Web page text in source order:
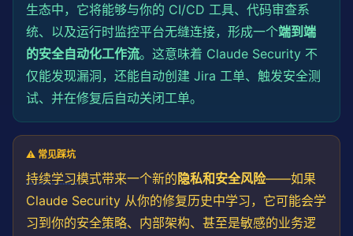
生态中，它将能够与你的 CI/CD 工具、代码审查系
统、以及运行时监控平台无缝连接，形成一个端到端
的安全自动化工作流。这意味着 Claude Security 不
仅能发现漏洞，还能自动创建 Jira 工单、触发安全测
试、并在修复后自动关闭工单。
⚠️ 常见踩坑
持续学习模式带来一个新的 隐私和安全风险——如果
Claude Security 从你的修复历史中学习，它可能会学
习到你的安全策略、内部架构、甚至是敏感的业务逻